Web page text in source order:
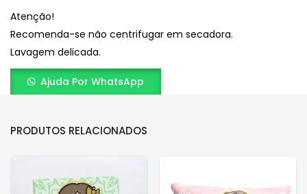
Atenção!
Recomenda-se não centrifugar em secadora.
Lavagem delicada.
Ajuda Por WhatsApp
PRODUTOS RELACIONADOS